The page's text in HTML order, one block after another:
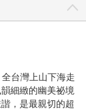
台灣上山下海走
細緻的幽美祕境
，是最親切的超